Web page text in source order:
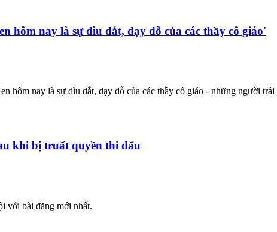
hôm nay là sự dìu dắt, dạy dỗ của các thầy cô giáo'
hôm nay là sự dìu dắt, dạy dỗ của các thầy cô giáo - những người
khi bị truất quyền thi đấu
với bài đăng mới nhất.